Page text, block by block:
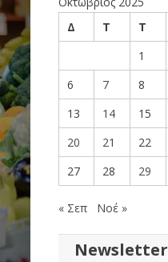
Δ
Τ Τ
1
6
7 8
13
14 15
20
21 22
27
28 29
« Σεπ Νοέ »
Newsletter